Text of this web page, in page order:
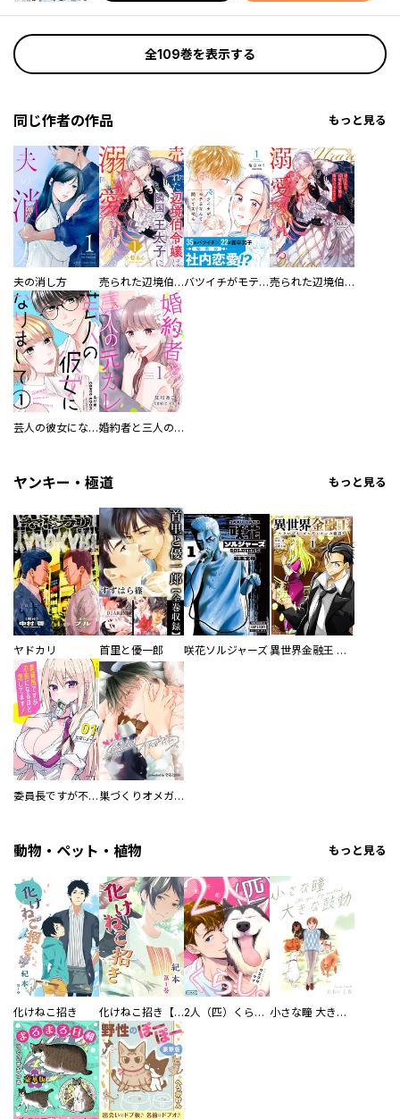
全109巻を表示する
同じ作者の作品 もっと見る
夫の消し方 売られた辺境伯令嬢は隣国の王太子に溺愛される バツイチがモテるなんて聞いてません【コミックス版】 売られた辺境伯令嬢は隣国の王太子に溺愛される【コミックス版】
芸人の彼女になりまして 婚約者と三人の元カレ
ヤンキー・極道 もっと見る
ヤドカリ 首里と優一郎 咲花ソルジャーズ 異世界金融王 ～クローネ・ゴルディオンの覇道～
委員長ですが不良になるほど恋してます！ 巣づくりオメガバース
動物・ペット・植物 もっと見る
化けねこ招き 化けねこ招き【描きおろし付合冊版】 2人（匹）くらし。 小さな瞳 大きな鼓動